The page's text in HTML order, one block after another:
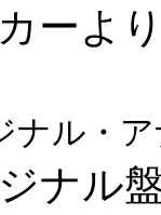
ーより
ナル・
ナル